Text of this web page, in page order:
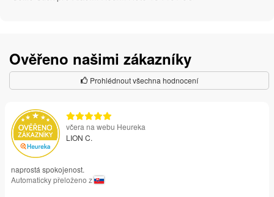
Ověřeno našimi zákazníky
Prohlédnout všechna hodnocení
včera na webu Heureka
LION C.
naprostá spokojenost.
Automaticky přeloženo z